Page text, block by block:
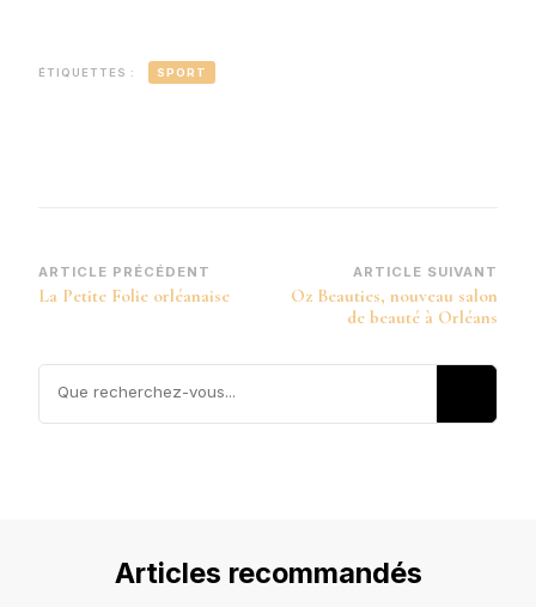
ÉTIQUETTES : SPORT
Navigation
d’article
ARTICLE PRÉCÉDENT
La Petite Folie orléanaise
ARTICLE SUIVANT
Oz Beauties, nouveau salon
de beauté à Orléans
Articles recommandés